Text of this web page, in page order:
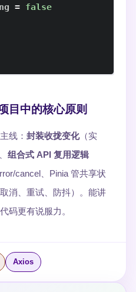
= false
目中的核心原则
线： 封装收拢变化（实
组合式 API 复用逻辑
cancel、Pinia 管共享状
取消、重试、防抖）。能讲
码更有说服力。
Axios